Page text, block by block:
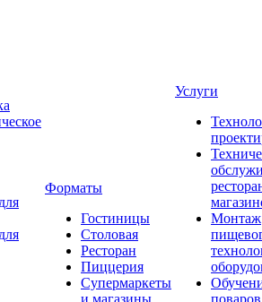
Форматы
Гостиницы
Столовая
Ресторан
Пиццерия
Супермаркеты
и магазины
Услуги
Монтаж
поваров